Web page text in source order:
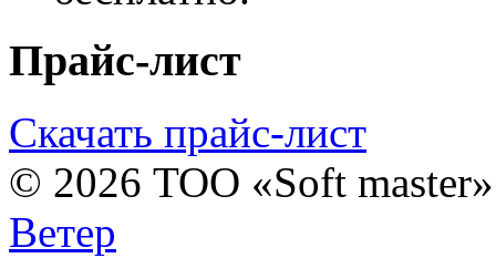
Прайс-лист
Скачать прайс-лист
© 2026 ТОО «Soft
Ветер